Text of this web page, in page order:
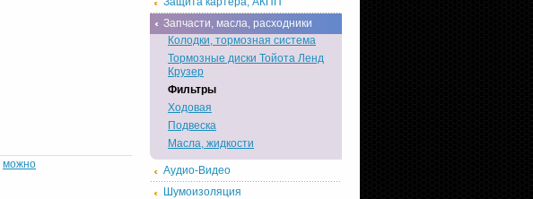
можно
Запчасти, масла, расходники
Колодки, тормозная система
Тормозные диски Тойота Ленд
Крузер
Фильтры
Ходовая
Подвеска
Масла, жидкости
Аудио-Видео
Шумоизоляция